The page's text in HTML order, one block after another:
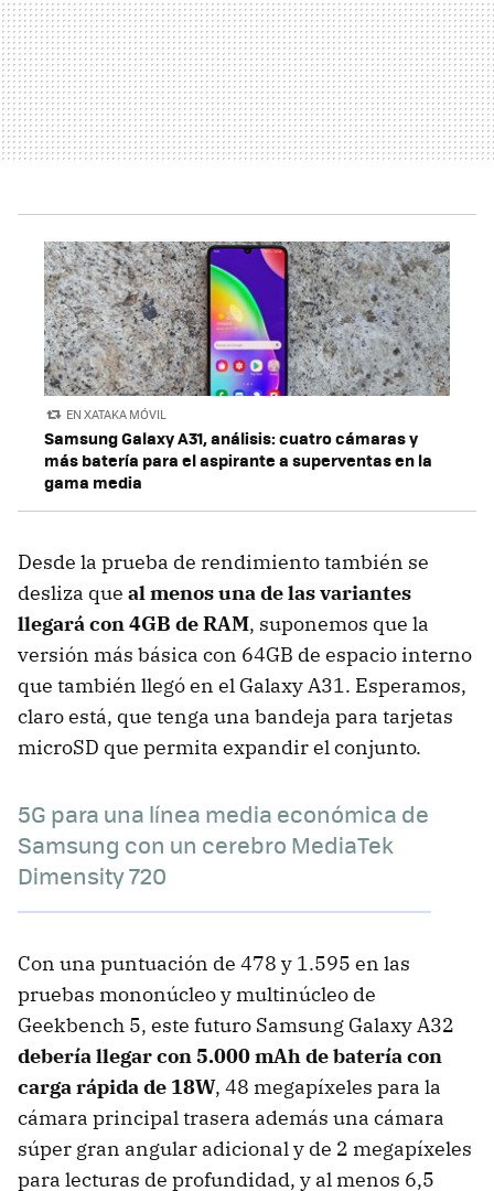
EN XATAKA MÓVIL
Samsung Galaxy A31, análisis: cuatro cámaras y
más batería para el aspirante a superventas en la
gama media
Desde la prueba de rendimiento también se
desliza que al menos una de las variantes
llegará con 4GB de RAM, suponemos que la
versión más básica con 64GB de espacio interno
que también llegó en el Galaxy A31. Esperamos,
claro está, que tenga una bandeja para tarjetas
microSD que permita expandir el conjunto.
5G para una línea media económica de
Samsung con un cerebro MediaTek
Dimensity 720
Con una puntuación de 478 y 1.595 en las
pruebas mononúcleo y multinúcleo de
Geekbench 5, este futuro Samsung Galaxy A32
debería llegar con 5.000 mAh de batería con
carga rápida de 18W, 48 megapíxeles para la
cámara principal trasera además una cámara
súper gran angular adicional y de 2 megapíxeles
para lecturas de profundidad, y al menos 6,5